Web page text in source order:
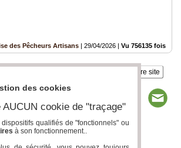
des Pêcheurs Artisans | 29/04/2026 | Vu 756135 fois
Insérez sur votre site
des cookies
cookie de "traçage"
qualifiés de "fonctionnels" ou
à son fonctionnement..